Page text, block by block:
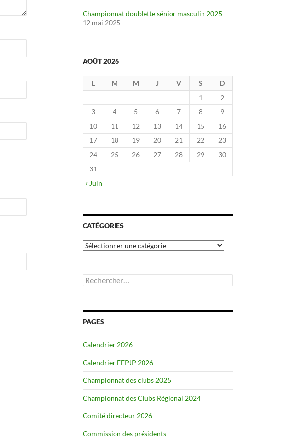
Championnat doublette sénior masculin 2025
12 mai 2025
AOÛT 2026
L M M J V S
D
1
2
3
4 5 6 7 8
9
10
11 12 13 14 15
16
17
18 19 20 21 22
23
24
25 26 27 28 29
30
31
« Juin
CATÉGORIES
Catégories
Rechercher :
PAGES
Calendrier 2026
Calendrier FFPJP 2026
Championnat des clubs 2025
Championnat des Clubs Régional 2024
Comité directeur 2026
Commission des présidents